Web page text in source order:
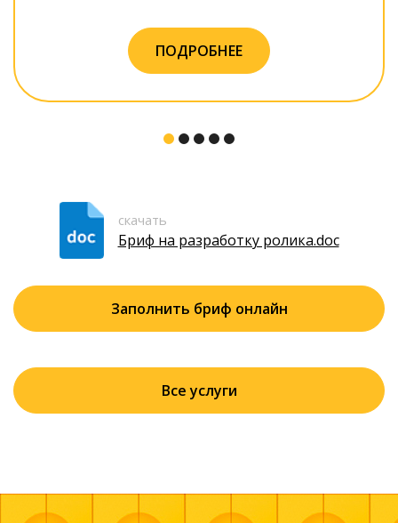
ПОДРОБНЕЕ
Все услуги
скачать
Бриф на разработку ролика.doc
Заполнить бриф онлайн